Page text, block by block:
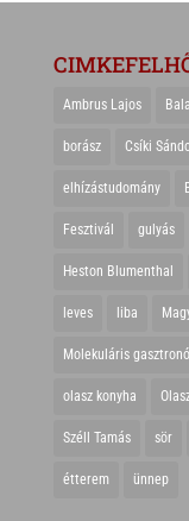
Ambrus Lajos
borász Csíki
elhízástudomány
Fesztivál gulyás
Heston Blumenthal
leves liba
Molekuláris
olasz konyha
Széll Tamás sör
étterem ünnep